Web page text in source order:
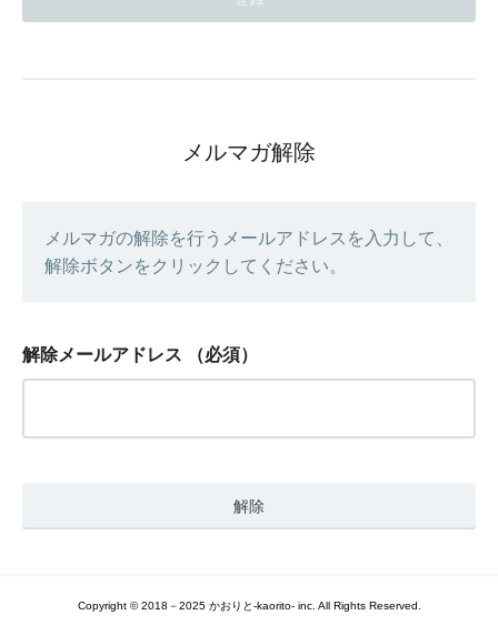
メルマガ解除
メルマガの解除を行うメールアドレスを入力して、
解除ボタンをクリックしてください。
解除メールアドレス （必須）
Copyright © 2018－2025 かおりと-kaorito- inc. All Rights Reserved.